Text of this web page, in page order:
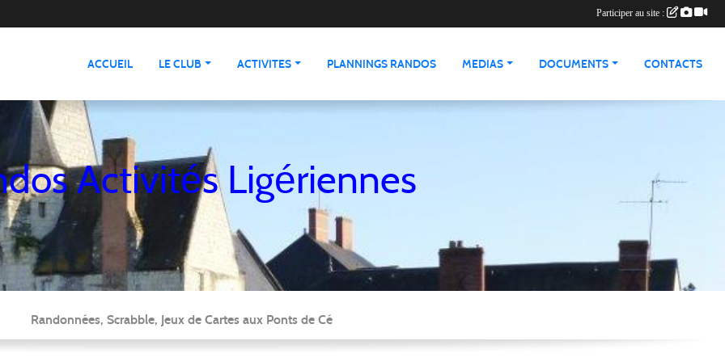
ACCUEIL LE CLUB ACTIVITES PLANNINGS RANDOS MEDIAS DOCUMENTS CONTACTS
Activités Ligériennes
Randonnées, Scrabble, Jeux de Cartes aux Ponts de Cé
Participer au site :